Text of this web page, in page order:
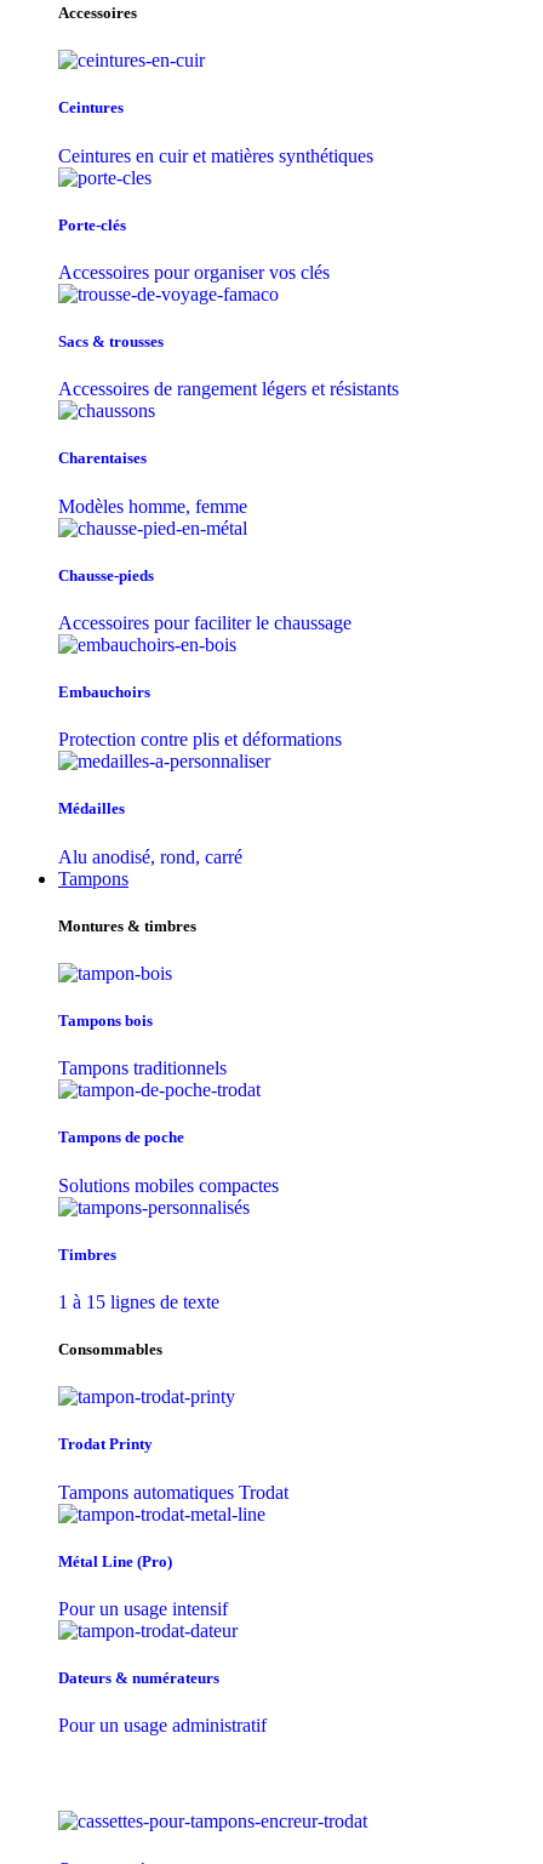
Accessoires
Ceintures
Ceintures en cuir et matières synthétiques
Porte-clés
Accessoires pour organiser vos clés
Sacs & trousse​s
Accessoires de rangement légers et résistants
Charentaises
Modèles homme, femme
Chausse-pieds
Accessoires pour faciliter le chaussage
Embauchoirs
Protection contre plis et déformations
Médailles
Alu anodisé, rond, carré
Tampons
Montures & timbres
Tampons bois
Tampons traditionnels
Tampons de poche
Solutions mobiles compactes
Timbres
1 à 15 lignes de texte
Consommables
Trodat Printy
Tampons automatiques Trodat
Métal Line (Pro)
Pour un usage intensif
Dateurs & numérateurs
Pour un usage administratif